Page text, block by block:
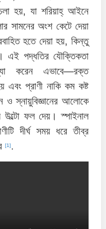
চলা হয়, যা শরিয়াহ্‌ আইনে
সামনের অংশ কেটে দেয়া
হতে দেয়া হয়, কিন্তু
এই পদ্ধতির যৌক্তিকতা
করেন এভাবে—রক্ত
এবং প্রাণী নাকি কম কষ্ট
ও স্নায়ুবিজ্ঞানের আলোকে
উল্টো ফল দেয়। স্পাইনাল
দীর্ঘ সময় ধরে তীব্র
[1].